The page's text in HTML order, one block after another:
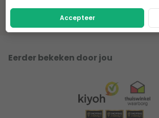
Lees het advies Lees het advies
Eerder bekeken door jou
Accepteer